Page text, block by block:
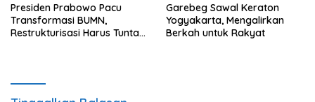
Presiden Prabowo Pacu
Transformasi BUMN,
Restrukturisasi Harus Tuntas
Garebeg Sawal Keraton
Yogyakarta, Mengalirkan
Berkah untuk Rakyat